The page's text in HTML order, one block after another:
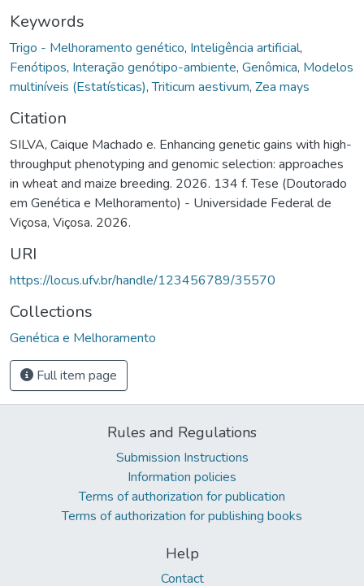
Keywords
Trigo - Melhoramento genético, Inteligência artificial,
Fenótipos, Interação genótipo-ambiente, Genômica, Modelos
multiníveis (Estatísticas),Triticum aestivum, Zea mays
Citation
SILVA, Caique Machado e. Enhancing genetic gains with high-
throughput phenotyping and genomic selection: approaches
in wheat and maize breeding. 2026. 134 f. Tese (Doutorado
em Genética e Melhoramento) - Universidade Federal de
Viçosa, Viçosa. 2026.
URI
https://locus.ufv.br/handle/123456789/35570
Collections
Genética e Melhoramento
Full item page
Rules and Regulations
Submission Instructions
Information policies
Terms of authorization for publication
Terms of authorization for publishing books
Help
Contact